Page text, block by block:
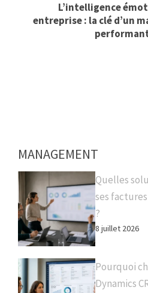
L’intelligence
entreprise : la clé d’un
MANAGEMENT
Quelles
ses
?
8 juillet 2026
Pourquoi
Dynamics